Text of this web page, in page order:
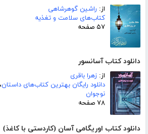
از: راشین گوهرشاهی
کتاب‌های سلامت و تغذیه
۵۷ صفحه
دانلود کتاب آسانسور
از: زهرا باقری
دانلود رایگان بهترین کتاب‌های داستان،
نوجوان
۷۸ صفحه
دانلود کتاب اوریگامی آسان (کاردستی با کاغذ)